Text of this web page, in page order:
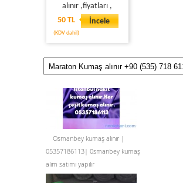
alınır ,fiyatları ,
50 TL
(KDV dahil)
İncele
Osmanbey kumaş alınır |
05357186113| 0smanbey kumaş
alım satımı yapılır